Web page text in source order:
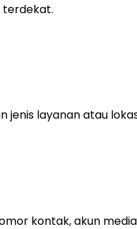
terdekat.
jenis layanan atau
kontak, akun